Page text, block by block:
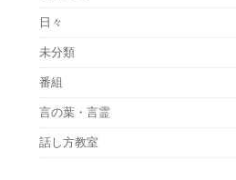
日々
未分類
番組
言の葉・言霊
話し方教室